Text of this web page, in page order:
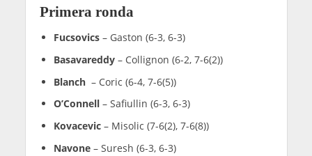
Primera ronda
Fucsovics– Gaston (6-3, 6-3)
Basavareddy– Collignon (6-2, 7-6(2))
Blanch – Coric (6-4, 7-6(5))
O’Connell– Safiullin (6-3, 6-3)
Kovacevic– Misolic (7-6(2), 7-6(8))
Navone– Suresh (6-3, 6-3)